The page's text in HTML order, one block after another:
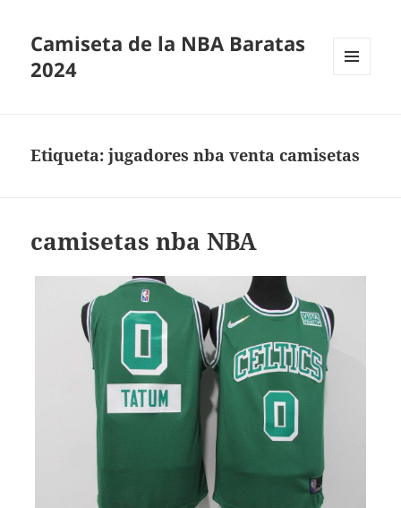
Camiseta de la NBA Baratas
2024
Etiqueta:jugadores nba venta camisetas
camisetas nba NBA